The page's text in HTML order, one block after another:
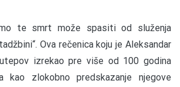
te smrt može spasiti od služenja
Ova rečenica koju je Aleksandar
izrekao pre više od 100 godina
kao zlokobno predskazanje njegove